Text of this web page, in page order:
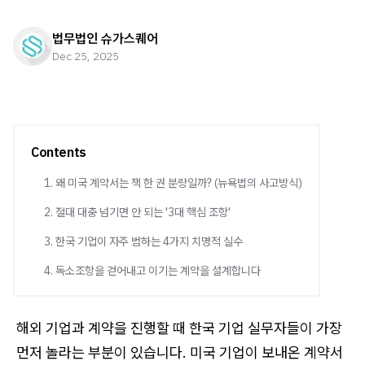
법무법인 슈가스퀘어
Dec 25, 2025
Contents
1. 왜 미국 계약서는 책 한 권 분량일까? (뉴욕법의 사고방식)
2. 절대 대충 넘기면 안 되는 '3대 핵심 조항'
3. 한국 기업이 자주 범하는 4가지 치명적 실수
4. 독소조항을 걷어내고 이기는 계약을 설계합니다
해외 기업과 계약을 진행할 때 한국 기업 실무자들이 가장
먼저 놀라는 부분이 있습니다. 미국 기업이 보내온 계약서